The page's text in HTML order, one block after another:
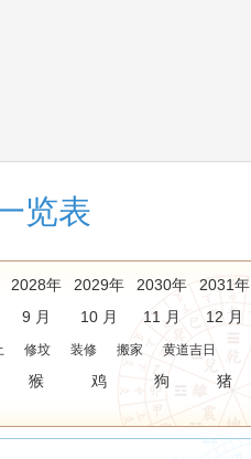
览表
2028年 2029年 2030年
2031年
9 月 10 月 11 月
12 月
修坟 装修 搬家 黄道吉日
猴 鸡 狗 猪